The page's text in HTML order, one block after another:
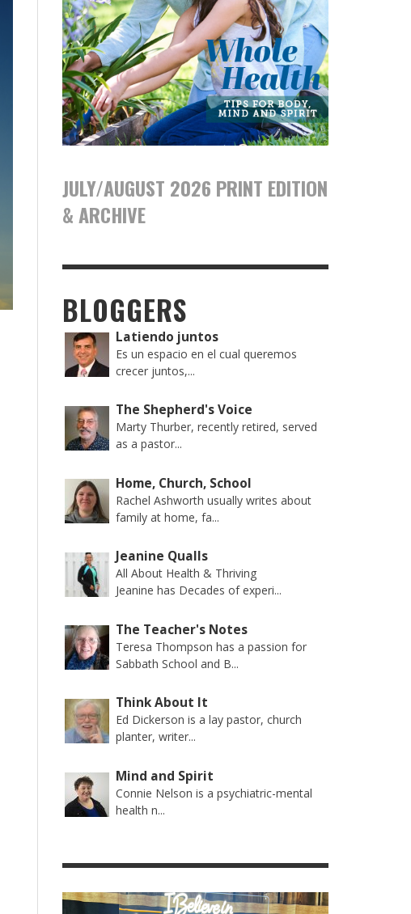
JULY/AUGUST 2026 PRINT EDITION
& ARCHIVE
BLOGGERS
Latiendo juntos
Es un espacio en el cual queremos
crecer juntos,...
The Shepherd's Voice
Marty Thurber, recently retired, served
as a pastor...
Home, Church, School
Rachel Ashworth usually writes about
family at home, fa...
Jeanine Qualls
All About Health & Thriving
Jeanine has Decades of experi...
The Teacher's Notes
Teresa Thompson has a passion for
Sabbath School and B...
Think About It
Ed Dickerson is a lay pastor, church
planter, writer...
Mind and Spirit
Connie Nelson is a psychiatric-mental
health n...